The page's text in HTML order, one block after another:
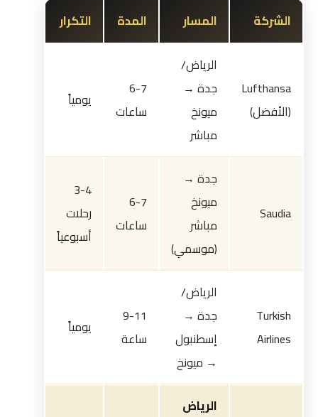
الشركة المسار المدة التكرار
Lufthansa
(الأفضل)
الرياض/
جدة →
ميونخ
مباشر
6-7
ساعات
يومياً
Saudia
جدة →
ميونخ
مباشر
(موسمي)
6-7
ساعات
3-4
رحلات
أسبوعياً
Turkish
Airlines
الرياض/
جدة →
إسطنبول
→ ميونخ
9-11
ساعة
يومياً
الرياض